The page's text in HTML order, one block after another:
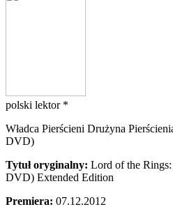
polski lektor *
Władca Pierścieni Drużyna
DVD)
Tytuł oryginalny: Lord of the
DVD) Extended Edition
Premiera: 07.12.2012